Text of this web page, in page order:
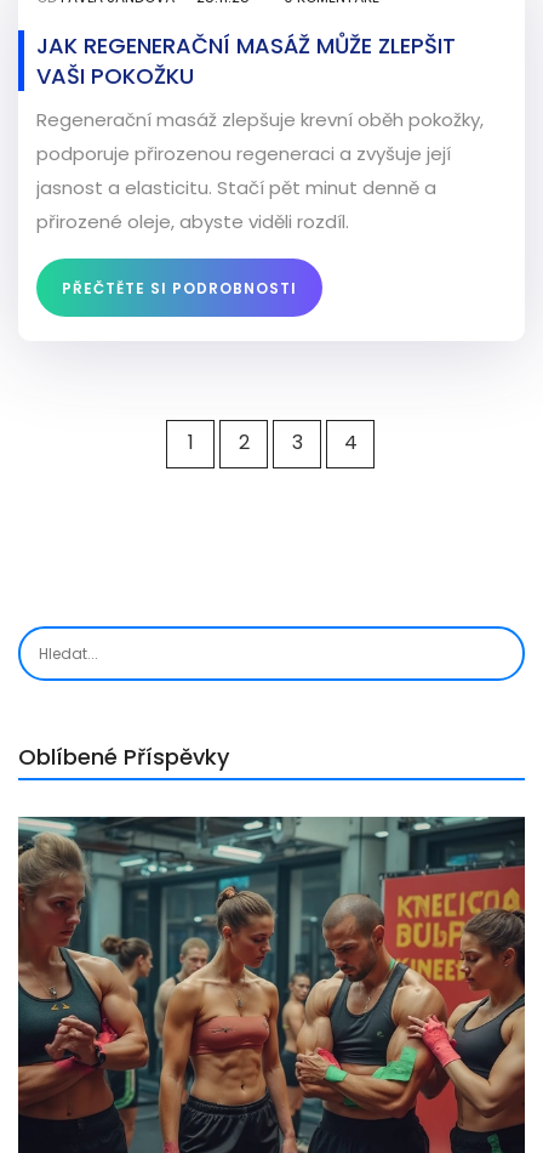
JAK REGENERAČNÍ MASÁŽ MŮŽE ZLEPŠIT
VAŠI POKOŽKU
Regenerační masáž zlepšuje krevní oběh pokožky,
podporuje přirozenou regeneraci a zvyšuje její
jasnost a elasticitu. Stačí pět minut denně a
přirozené oleje, abyste viděli rozdíl.
PŘEČTĚTE SI PODROBNOSTI
1 2 3 4
Oblíbené Příspěvky